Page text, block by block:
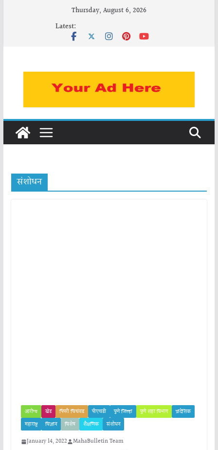
Thursday, August 6, 2026
Latest:
संशोधन
आरोग्य खेड पिंपरी चिचंवड पीएचडी पुणे जिल्हा पुणे शहर विभाग
प्रादेशिक
महाराष्ट्र
विज्ञान विशेष शैक्षणिक संशोधन
January 14, 2022 MahaBulletin Team